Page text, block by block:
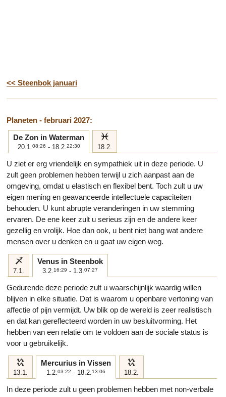
<< Steenbok januari
Planeten - februari 2027:
De Zon in Waterman
20.1.08:26 - 18.2.22:30
l
18.2.
U ziet er erg vriendelijk en sympathiek uit in deze periode. U
zult geen problemen hebben terwijl u zich aanpast aan de
omgeving, omdat u elastisch en flexibel bent. Toch zult u uw
eigen mening en geavanceerde intellectuele capaciteiten
behouden. U kunt abrupte veranderingen in uw stemming
ervaren. De ene keer zult u serieus zijn en de andere keer
gezellig en vrolijk. Hoe dan ook, u bent niet bang wat andere
mensen over u denken en u gaat uw eigen weg.
i
7.1.
Venus in Steenbok
3.2.16:29 - 1.3.07:27
Gedurende deze periode zult u waarschijnlijk waardig willen
blijven in elke situatie. Dat is waarom u openbare vertoning van
affectie of pijn vermijdt. Uw blik op de wereld is zeer realistisch
en dat kan gereflecteerd worden in uw besluitvorming. Het
hebben van een relatie om te voldoen aan de sociale status is
voor u gebruikelijk.
k
13.1.
Mercurius in Vissen
1.2.03:22 - 18.2.13:06
k
18.2.
In deze periode zult u geen problemen hebben met non-verbale